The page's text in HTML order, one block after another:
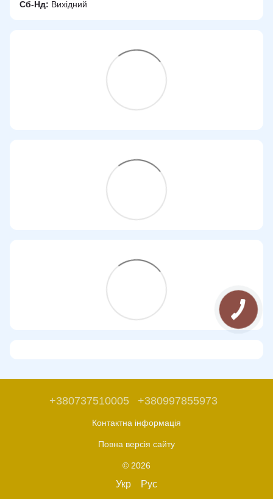
Сб-Нд: Вихідний
+380737510005 +380997855973
Контактна інформація
Повна версія сайту
© 2026
Укр Рус